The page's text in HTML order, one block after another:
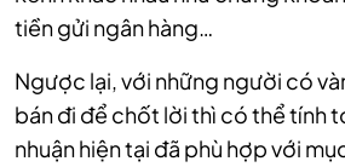
tiền gửi ngân hàng…
Ngược lại, với những người có
bán đi để chốt lời thì có thể tính
nhuận hiện tại đã phù hợp với